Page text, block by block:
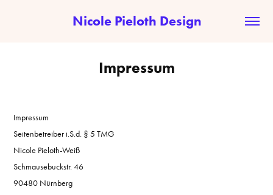
Nicole Pieloth Design
Impressum
Impressum
Seitenbetreiber i.S.d. § 5 TMG
Nicole Pieloth-Weiß
Schmausebuckstr. 46
90480 Nürnberg